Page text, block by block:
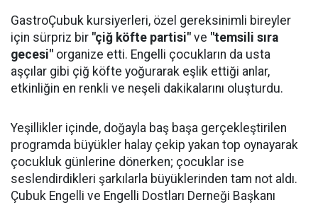
GastroÇubuk kursiyerleri, özel gereksinimli bireyler
için sürpriz bir "çiğ köfte partisi" ve "temsili sıra
gecesi" organize etti. Engelli çocukların da usta
aşçılar gibi çiğ köfte yoğurarak eşlik ettiği anlar,
etkinliğin en renkli ve neşeli dakikalarını oluşturdu.
Yeşillikler içinde, doğayla baş başa gerçekleştirilen
programda büyükler halay çekip yakan top oynayarak
çocukluk günlerine dönerken; çocuklar ise
seslendirdikleri şarkılarla büyüklerinden tam not aldı.
Çubuk Engelli ve Engelli Dostları Derneği Başkanı